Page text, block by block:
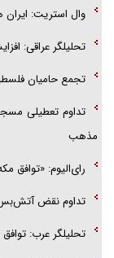
وال استریت: ایران
تحلیلگر عراقی:
تجمع حامیان
تداوم تعطیلی
مذهب
رای‌الیوم: «توافق
تداوم نقض آتش‌بس
تحلیلگر عرب: